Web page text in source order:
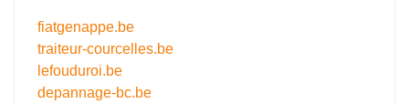
fiatgenappe.be
traiteur-courcelles.be
lefouduroi.be
depannage-bc.be